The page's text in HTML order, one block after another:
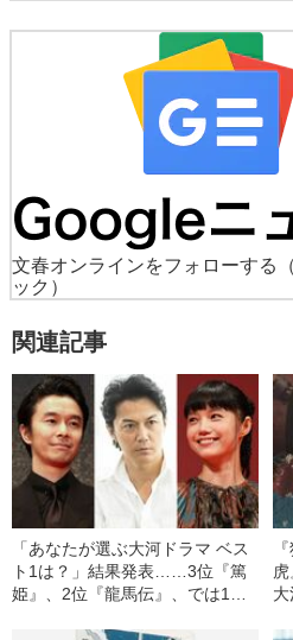
文春オンラインをフォローする
ック）
関連記事
「あなたが選ぶ大河ドラマ ベス
ト1は？」結果発表……3位『篤
姫』、2位『龍馬伝』、では1位
大